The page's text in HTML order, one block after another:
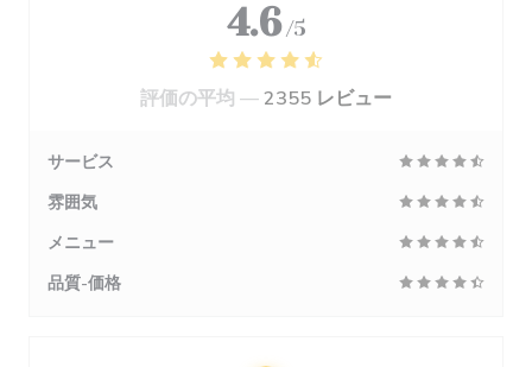
4.6 /5
評価の平均 —2355 レビュー
サービス
雰囲気
メニュー
品質-価格